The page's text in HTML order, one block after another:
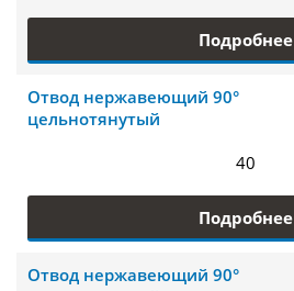
Подробнее
Отвод нержавеющий 90°
цельнотянутый
40
Подробнее
Отвод нержавеющий 90°